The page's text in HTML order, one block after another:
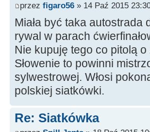
przez figaro56 » 14 Paź 2015
Miała być taka autostrada
rywal w parach
Nie kupuję tego co pitolą
Słowenie to powinni
sylwestrowej. Włosi
polskiej siatkówki.
Re: Siatkówka